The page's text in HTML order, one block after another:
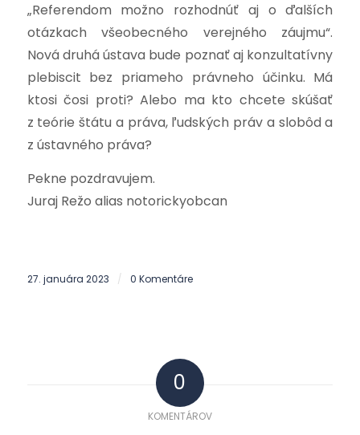
„Referendom možno rozhodnúť aj o ďalších
otázkach všeobecného verejného záujmu“.
Nová druhá ústava bude poznať aj konzultatívny
plebiscit bez priameho právneho účinku. Má
ktosi čosi proti? Alebo ma kto chcete skúšať
z teórie štátu a práva, ľudských práv a slobôd a
z ústavného práva?
Pekne pozdravujem.
Juraj Režo alias notorickyobcan
27. januára 2023 / 0 Komentáre
0
KOMENTÁROV